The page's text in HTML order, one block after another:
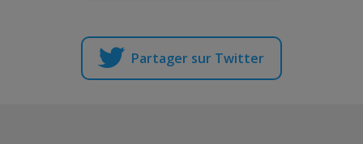
Partager sur Twitter